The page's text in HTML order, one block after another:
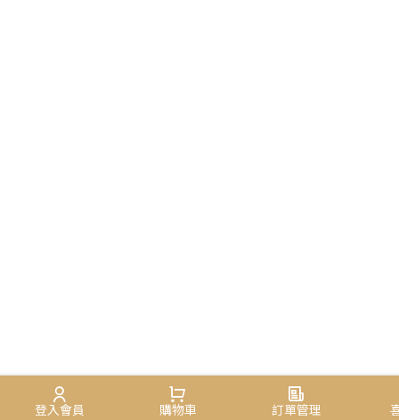
登入會員 購物車 訂單管理